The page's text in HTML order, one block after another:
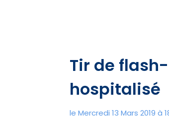
Tir de
hospitalisé
le Mercredi 13 Mars 2019 à